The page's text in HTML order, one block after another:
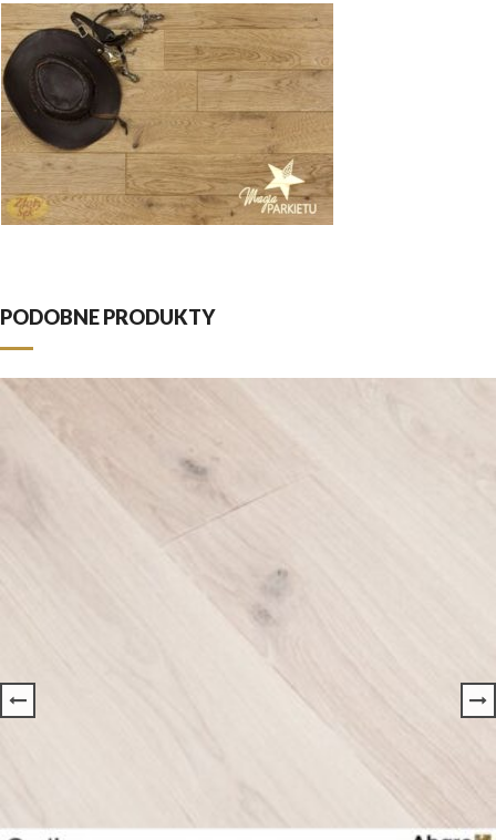
PODOBNE PRODUKTY